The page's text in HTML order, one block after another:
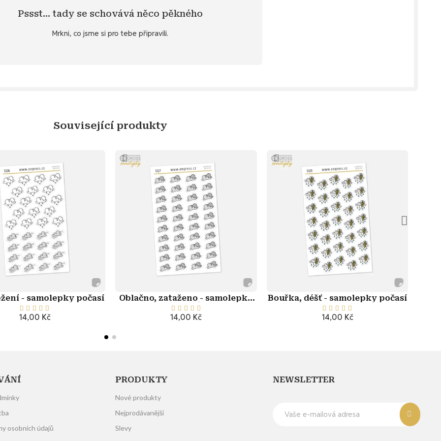
Pssst… tady se schovává něco pěkného
Mrkni, co jsme si pro tebe připravili.
Objev diářový dárek ke stažení
produktů v záložce . 💌 Nebo si přeješ svou vlastní
samolepku pro počasí ? Snadná pomoc - zadej si nálepku na přání.
Související produkty
- samolepky počasí
    
14,00 Kč
Přidat do košíku
Oblačno, zataženo - samolepky
počasí
    
14,00 Kč
Přidat do košíku
Bouřka, déšť - samolepky počasí
    
14,00 Kč
Přidat do košíku
osobních údajů
PRODUKTY
Nové produkty
Nejprodávanější
Slevy
NEWSLETTER